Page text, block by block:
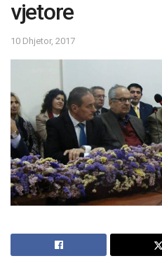
vjetore
10 Dhjetor, 2017